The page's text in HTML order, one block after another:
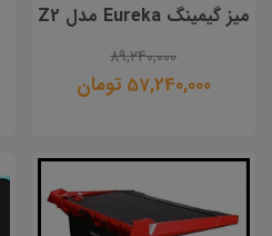
میز گیمینگ Eureka مدل Z2
89,240,000
57,240,000 تومان